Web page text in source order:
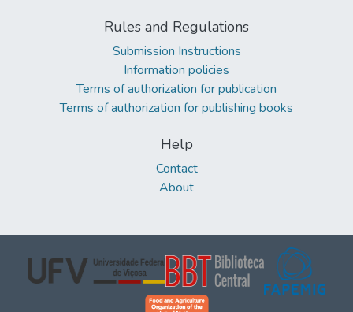
Rules and Regulations
Submission Instructions
Information policies
Terms of authorization for publication
Terms of authorization for publishing books
Help
Contact
About